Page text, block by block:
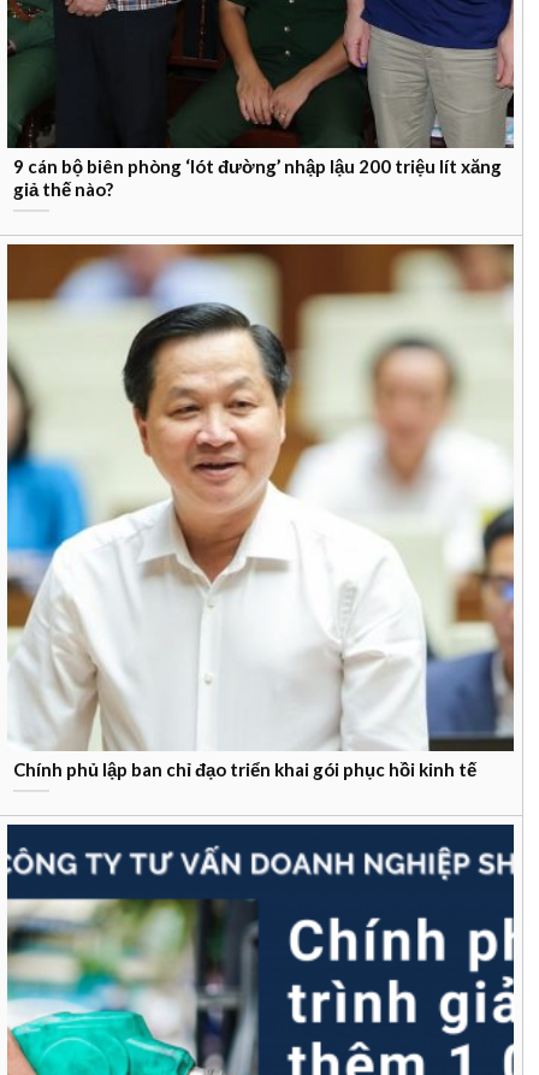
9 cán bộ biên phòng ‘lót đường’ nhập lậu 200 triệu lít xăng
giả thế nào?
Chính phủ lập ban chỉ đạo triển khai gói phục hồi kinh tế